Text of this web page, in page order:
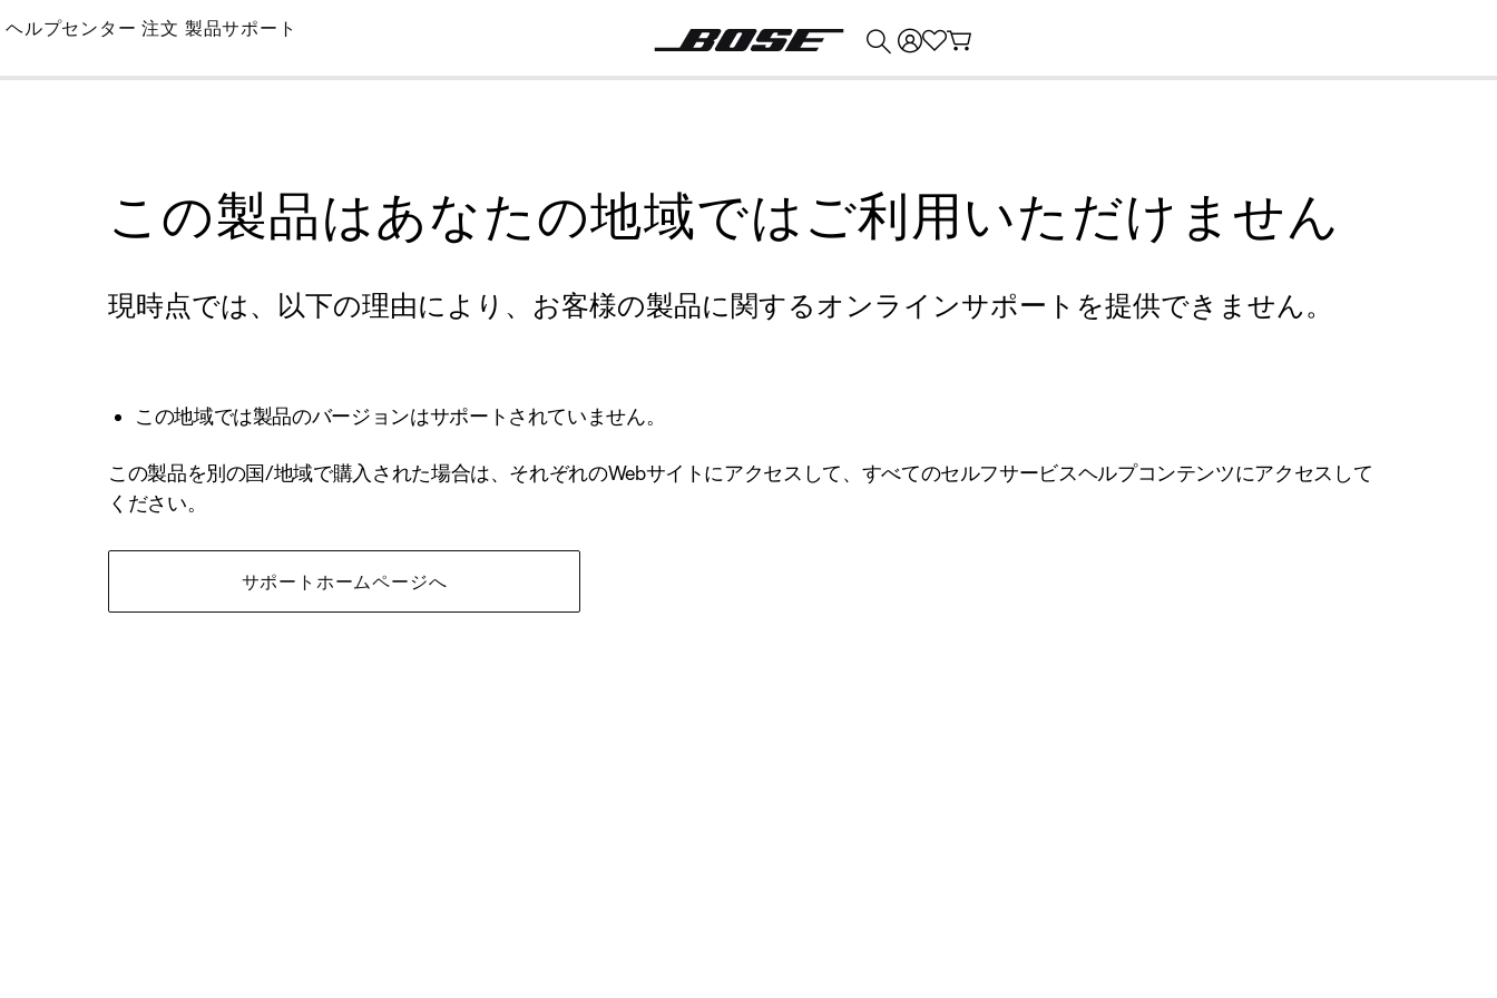
Skip
Main
ヘルプセンター 注文 製品サポート
この製品はあなたの地域ではご利用いただけません
現時点では、以下の理由により、お客様の製品に関するオンラインサポートを提供できません。
この地域では製品のバージョンはサポートされていません。
この製品を別の国/地域で購入された場合は、それぞれのWebサイトにアクセスして、すべてのセルフサービスヘルプコンテンツにアクセスして
ください。
サポートホームページへ